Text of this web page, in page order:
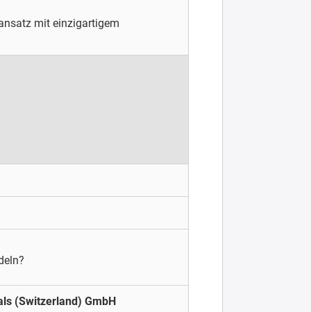
mit einzigartigem
(Switzerland) GmbH